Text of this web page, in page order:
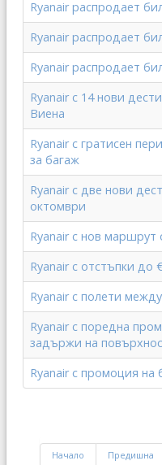
Ryanair распродает
Ryanair распродает
Ryanair распродает
Ryanair с 14 нови
Виена
Ryanair с гратисен
за багаж
Ryanair с две нови
октомври
Ryanair с нов
Ryanair с отстъпки до
Ryanair с полети
Ryanair с поредна
задържи на
Ryanair с промоция на
Начало Предишна